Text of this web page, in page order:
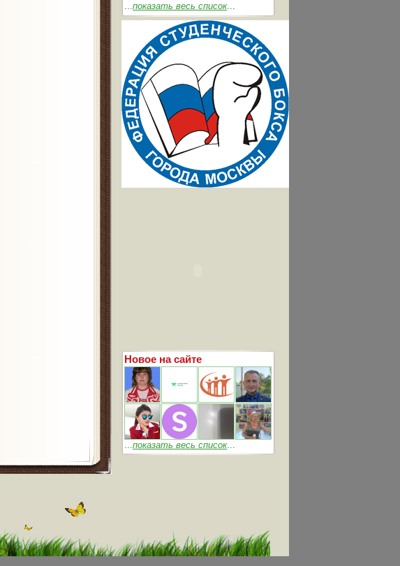
...показать весь список...
Новое на сайте
...показать весь список...